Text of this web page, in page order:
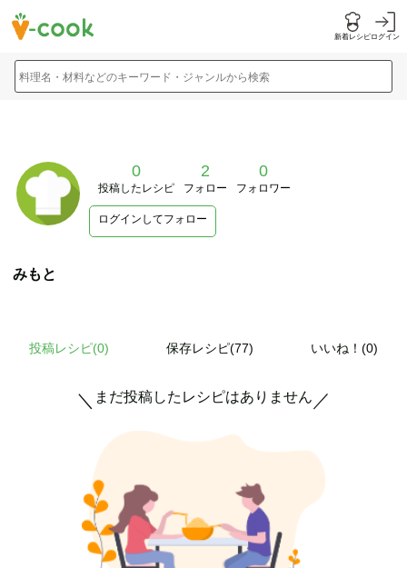
新着レシピログイン
料理名・材料などのキーワード・ジャンルから検索
0
投稿したレシピ
2
フォロー
0
フォロワー
ログインしてフォロー
みもと
投稿レシピ(0) 保存レシピ(77) いいね！(0)
＼ まだ投稿したレシピはありません ／